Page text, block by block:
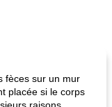
fèces sur un mur
placée si le corps